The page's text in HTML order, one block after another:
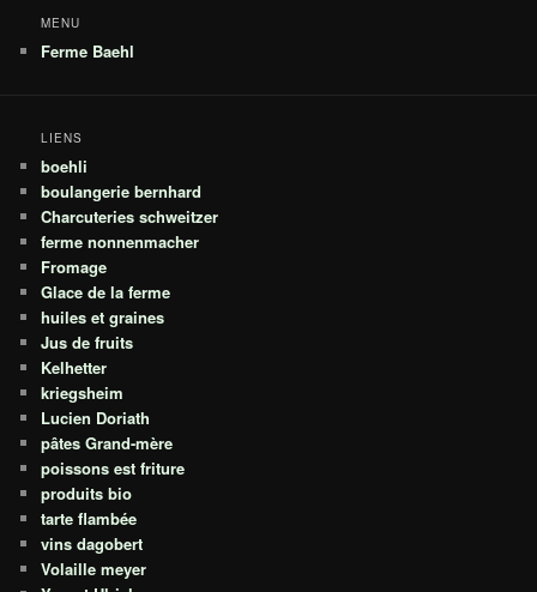
MENU
Ferme Baehl
LIENS
boehli
boulangerie bernhard
Charcuteries schweitzer
ferme nonnenmacher
Fromage
Glace de la ferme
huiles et graines
Jus de fruits
Kelhetter
kriegsheim
Lucien Doriath
pâtes Grand-mère
poissons est friture
produits bio
tarte flambée
vins dagobert
Volaille meyer